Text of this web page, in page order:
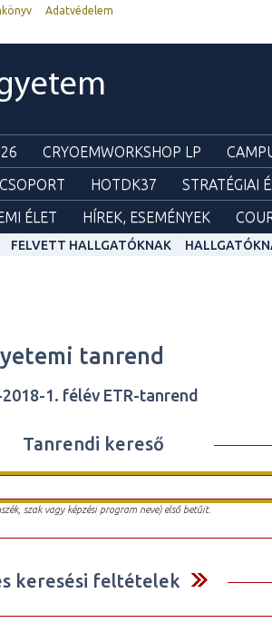
Adatvédelem
CRYOEMWORKSHOP LP
HOTDK37 STRATÉGIAI
ÉLET HÍREK, ESEMÉNYEK
FELVETT HALLGATÓKNAK
tanrend
1. félév ETR-tanrend
Tanrendi kereső
szak vagy képzési program neve) első betűit.
keresési feltételek